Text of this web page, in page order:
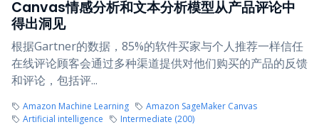
Canvas情感分析和文本分析模型从产品评论中
得出洞见
根据Gartner的数据，85%的软件买家与个人推荐一样信任
在线评论顾客会通过多种渠道提供对他们购买的产品的反馈
和评论，包括评...
Amazon Machine Learning
Amazon SageMaker Canvas
Artificial intelligence
Intermediate (200)